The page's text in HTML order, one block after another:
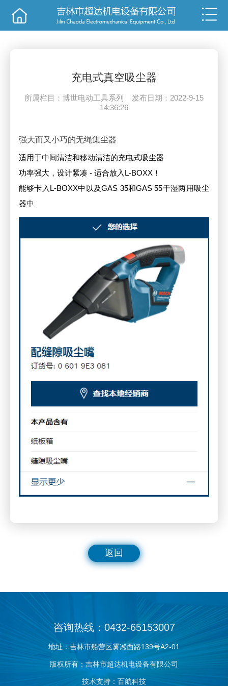
充电式真空吸尘器
所属栏目：博世电动工具系列 发布日期：2022-9-15
14:36:26
强大而又小巧的无绳集尘器
适用于中间清洁和移动清洁的充电式吸尘器
功率强大，设计紧凑 - 适合放入L-BOXX！
能够卡入L-BOXX中以及GAS 35和GAS 55干湿两用吸尘
器中
返回
咨询热线：0432-65153007
地址：吉林市船营区雾凇西路139号A2-01
版权所有：吉林市超达机电设备有限公司
技术支持：百航科技